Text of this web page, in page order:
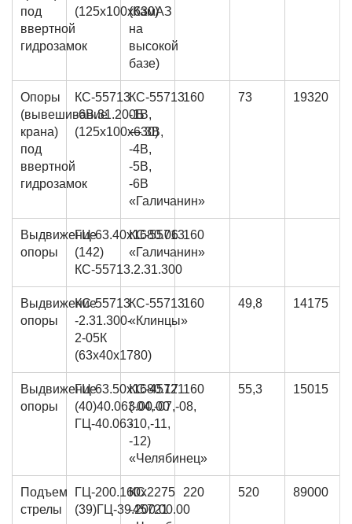
под
ввертной
гидрозамок
(125х100х630)
(КамАЗ
на
высокой
базе)
Опоры
(вывешивание
крана)
под
ввертной
гидрозамок
КС-55713
-6В.31.200Б
(125х100х630)
КС-55713
-1В,
— 3В,
-4В,
-5В,
-6В
«Галичанин»
160 73 19320
Выдвижение
опоры
ГЦ-63.40х1680.06
(142)
КС-55713.2.31.300
КС-55713
«Галичанин»
160
Выдвижение
опоры
КС-55713
-2.31.300-
2-05К
(63х40х1780)
КС-55713
«Клинцы»
160 49,8 14175
Выдвижение
опоры
ГЦ-63.50х1680.17
(40)40.063.00.00
ГЦ-40.063
КС-45721
(-04,-07,-08,
-10,-11,
-12)
«Челябинец»
160 55,3 15015
Подъем
стрелы
ГЦ-200.160х2275
(39)ГЦ-39.200.00.00
КС
-45721
220 520 89000